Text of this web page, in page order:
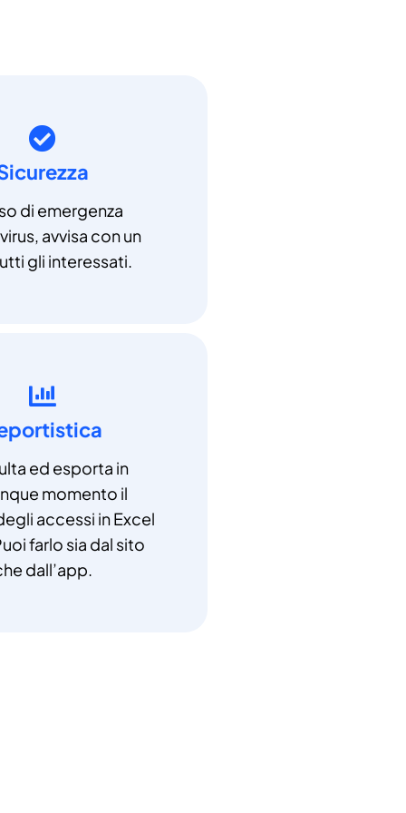
di emergenza
avvisa con un
gli interessati.
ed esporta in
momento il
accessi in Excel
farlo sia dal sito
dall’app.